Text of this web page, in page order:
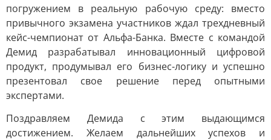
погружением в реальную рабочую среду: вместо
привычного экзамена участников ждал трехдневный
кейс-чемпионат от Альфа-Банка. Вместе с командой
Демид разрабатывал инновационный цифровой
продукт, продумывал его бизнес-логику и успешно
презентовал свое решение перед опытными
экспертами.
Поздравляем Демида с этим выдающимся
достижением. Желаем дальнейших успехов и